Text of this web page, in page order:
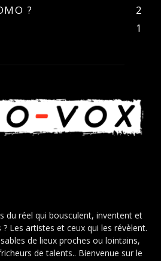
?
2
1
du réel qui bousculent, inventent et
Les artistes et ceux qui les révèlent.
de lieux proches ou lointains,
de talents.. Bienvenue sur le